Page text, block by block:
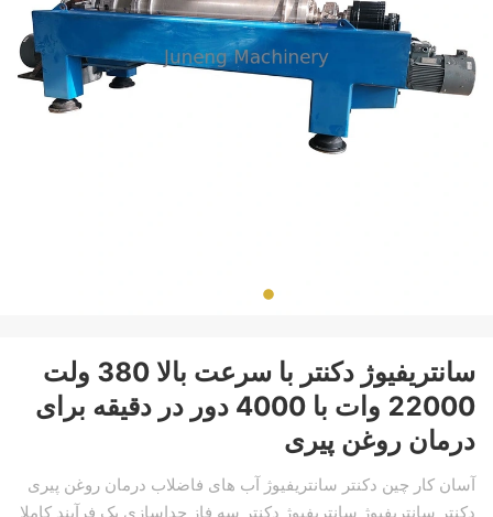
سانتریفیوژ دکنتر با سرعت بالا 380 ولت
22000 وات با 4000 دور در دقیقه برای
درمان روغن پیری
آسان کار چین دکنتر سانتریفیوژ آب های فاضلاب درمان روغن پیری
دکنتر سانتریفیوژ سانتریفیوژ دکنتر سه فاز جداسازی یک فرآیند کاملا